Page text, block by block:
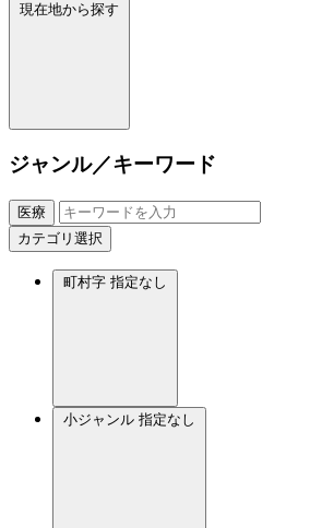
現在地から探す
ジャンル／キーワード
医療
カテゴリ選択
町村字 指定なし
小ジャンル 指定なし